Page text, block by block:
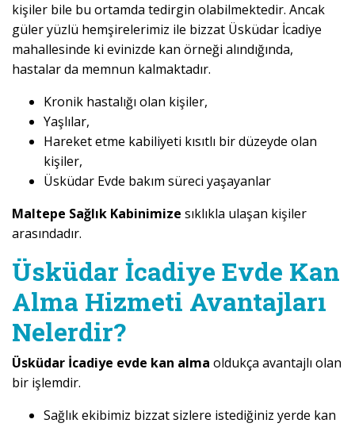
kişiler bile bu ortamda tedirgin olabilmektedir. Ancak
güler yüzlü hemşirelerimiz ile bizzat Üsküdar İcadiye
mahallesinde ki evinizde kan örneği alındığında,
hastalar da memnun kalmaktadır.
Kronik hastalığı olan kişiler,
Yaşlılar,
Hareket etme kabiliyeti kısıtlı bir düzeyde olan
kişiler,
Üsküdar Evde bakım süreci yaşayanlar
Maltepe Sağlık Kabinimize sıklıkla ulaşan kişiler
arasındadır.
Üsküdar İcadiye Evde Kan
Alma Hizmeti Avantajları
Nelerdir?
Üsküdar İcadiye evde kan alma oldukça avantajlı olan
bir işlemdir.
Sağlık ekibimiz bizzat sizlere istediğiniz yerde kan